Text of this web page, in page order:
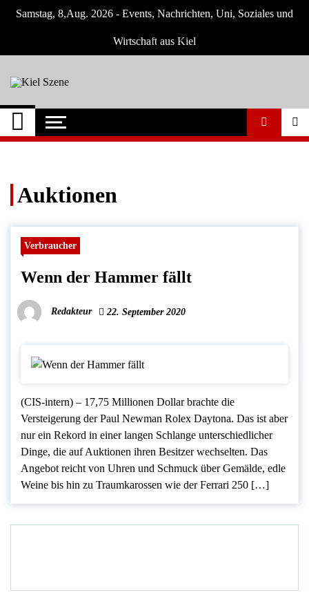
Skip
Samstag, 8,Aug. 2026 - Events, Nachrichten, Uni, Soziales und
Wirtschaft aus Kiel
Kiel Szene
Neuigkeiten und Nachrichten aus Kiel und
Umgebung
Auktionen
Verbraucher
Wenn der Hammer fällt
Redakteur 22. September 2020
(CIS-intern) – 17,75 Millionen Dollar brachte die
Versteigerung der Paul Newman Rolex Daytona. Das ist aber
nur ein Rekord in einer langen Schlange unterschiedlicher
Dinge, die auf Auktionen ihren Besitzer wechselten. Das
Angebot reicht von Uhren und Schmuck über Gemälde, edle
Weine bis hin zu Traumkarossen wie der Ferrari 250 […]